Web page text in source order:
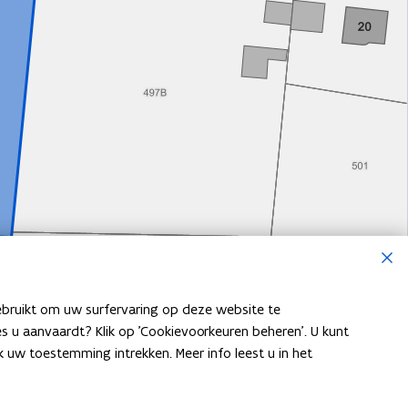
om uw surfervaring op deze website te
aanvaardt? Klik op 'Cookievoorkeuren beheren'. U kunt
toestemming intrekken. Meer info leest u in het